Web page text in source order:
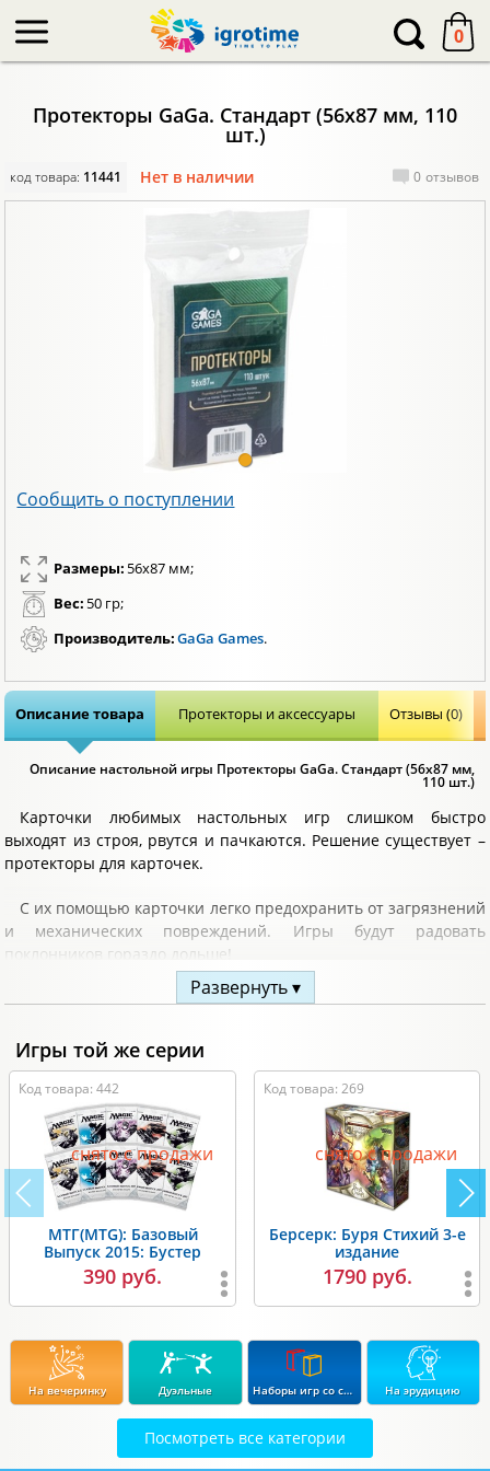
0
Протекторы GaGa. Стандарт (56x87 мм, 110
шт.)
код товара: 11441 Нет в наличии 0 отзывов
Сообщить о поступлении
Размеры: 56x87 мм;
Вес: 50 гр;
Производитель:GaGa Games.
Описание товара Протекторы и аксессуары Отзывы (0)
Описание настольной игры Протекторы GaGa. Стандарт (56x87 мм,
110 шт.)
Карточки любимых настольных игр слишком быстро
выходят из строя, рвутся и пачкаются. Решение существует –
протекторы для карточек.
С их помощью карточки легко предохранить от загрязнений
и механических повреждений. Игры будут радовать
поклонников гораздо дольше!
110 прозрачных протекторов.
Развернуть ▾
Игры той же серии
Код товара: 442
МТГ(MTG): Базовый
Выпуск 2015: Бустер
390 руб.
снято с продажи
Код товара: 269
Берсерк: Буря Стихий 3-е
издание
1790 руб.
снято с продажи
Дуэльные Наборы игр со скидкой до 15% На эрудицию
Стратегические
На вечеринку
В дорогу
Посмотреть все категории